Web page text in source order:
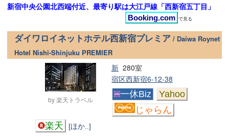
新宿中央公園北西端付近、最寄り駅は大江戸線「西新宿五丁目」
Booking.com で見る
ダイワロイネットホテル西新宿プレミア / Daiwa Roynet
Hotel Nishi-Shinjuku PREMIER
by 楽天トラベル
280室
新
宿区西新宿6-12-38
一休Biz
Yahoo
じゃらん
楽天
[ほか..]